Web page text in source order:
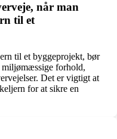
når man
til et
til et byggeprojekt, bør
miljømæssige forhold,
Det er vigtigt at
for at sikre en